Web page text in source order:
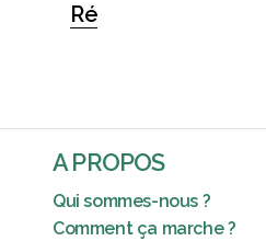
Ré
A PROPOS
Qui sommes-nous ?
Comment ça marche ?